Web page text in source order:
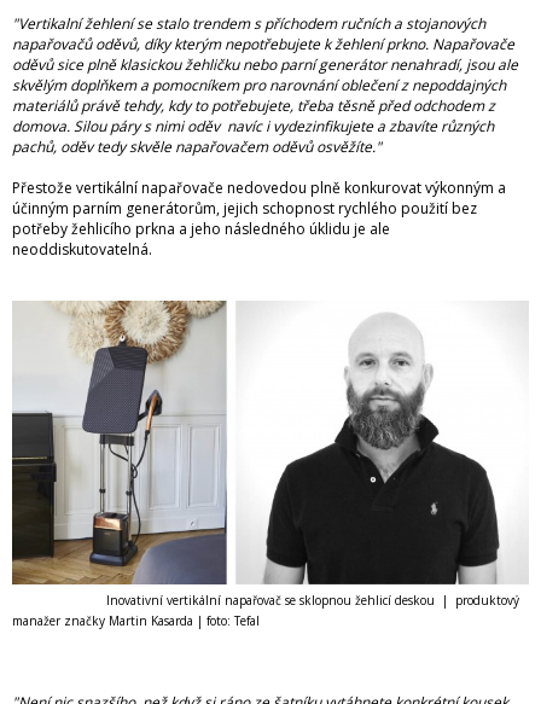
"Vertikalní žehlení se stalo trendem s příchodem ručních a stojanových
napařovačů oděvů, díky kterým nepotřebujete k žehlení prkno. Napařovače
oděvů sice plně klasickou žehličku nebo parní generátor nenahradí, jsou ale
skvělým doplňkem a pomocníkem pro narovnání oblečení z nepoddajných
materiálů právě tehdy, kdy to potřebujete, třeba těsně před odchodem z
domova. Silou páry s nimi oděv navíc i vydezinfikujete a zbavíte různých
pachů, oděv tedy skvěle napařovačem oděvů osvěžíte."
Přestože vertikální napařovače nedovedou plně konkurovat výkonným a
účinným parním generátorům, jejich schopnost rychlého použití bez
potřeby žehlicího prkna a jeho následného úklidu je ale
neoddiskutovatelná.
Inovativní vertikální napařovač se sklopnou žehlicí deskou | produktový
manažer značky Martin Kasarda | foto: Tefal